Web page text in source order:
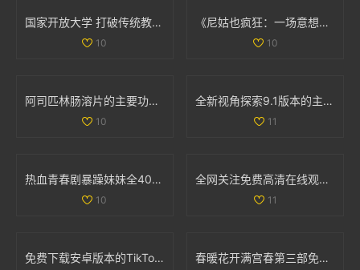
国家开放大学 打破传统教育界限，开启学习新模式与机遇
10
《尼姑也疯狂：一场意想不到的幽默与智慧的碰撞》
10
阿司匹林肠溶片的主要功效与作用详解及健康益处分析
10
全新视角探索9.1版本的主要更新与革新内容解读
11
热血青春剧暴躁妹妹全40集免费观看带你领略成长的烦恼与欢笑
10
全网关注免费高清在线观看人数统计与分析方法探讨
11
免费下载安卓版本的TikTok应用程序指南与使用技巧 春暖花开满宫春第三部免费在线看精彩剧情回顾与人物分析